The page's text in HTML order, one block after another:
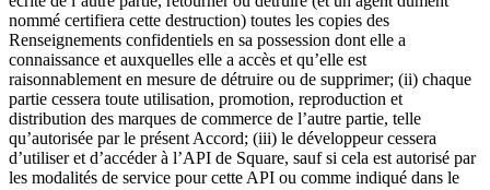
nommé certifiera cette destruction) toutes les copies des
Renseignements confidentiels en sa possession dont elle a
connaissance et auxquelles elle a accès et qu’elle est
raisonnablement en mesure de détruire ou de supprimer; (ii) chaque
partie cessera toute utilisation, promotion, reproduction et
distribution des marques de commerce de l’autre partie, telle
qu’autorisée par le présent Accord; (iii) le développeur cessera
d’utiliser et d’accéder à l’API de Square, sauf si cela est autorisé par
les modalités de service pour cette API ou comme indiqué dans le